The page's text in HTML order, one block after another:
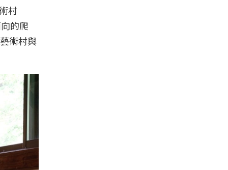
村
的爬
術村與